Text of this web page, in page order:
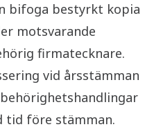
bifoga bestyrkt kopia
motsvarande
firmatecknare.
vid årsstämman
tid före stämman.